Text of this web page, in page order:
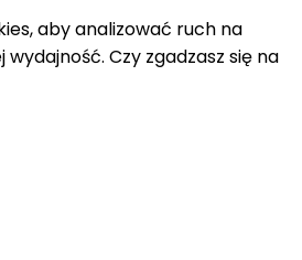
aby analizować ruch na
Czy zgadzasz się na